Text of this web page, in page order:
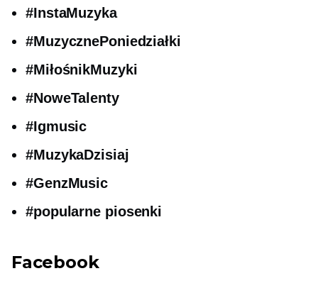
#InstaMuzyka
#MuzycznePoniedziałki
#MiłośnikMuzyki
#NoweTalenty
#Igmusic
#MuzykaDzisiaj
#GenzMusic
#popularne piosenki
Facebook